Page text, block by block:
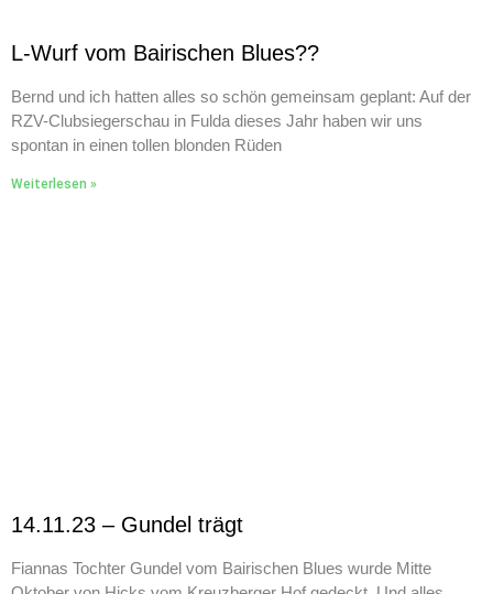
L-Wurf vom Bairischen Blues??
Bernd und ich hatten alles so schön gemeinsam geplant: Auf der
RZV-Clubsiegerschau in Fulda dieses Jahr haben wir uns
spontan in einen tollen blonden Rüden
Weiterlesen »
14.11.23 – Gundel trägt
Fiannas Tochter Gundel vom Bairischen Blues wurde Mitte